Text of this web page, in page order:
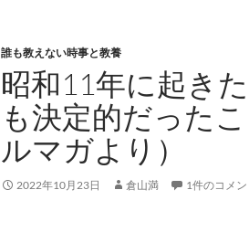
誰も教えない時事と教養
昭和11年に起き
も決定的だった
ルマガより）
2022年10月23日 倉山満 1件のコメン